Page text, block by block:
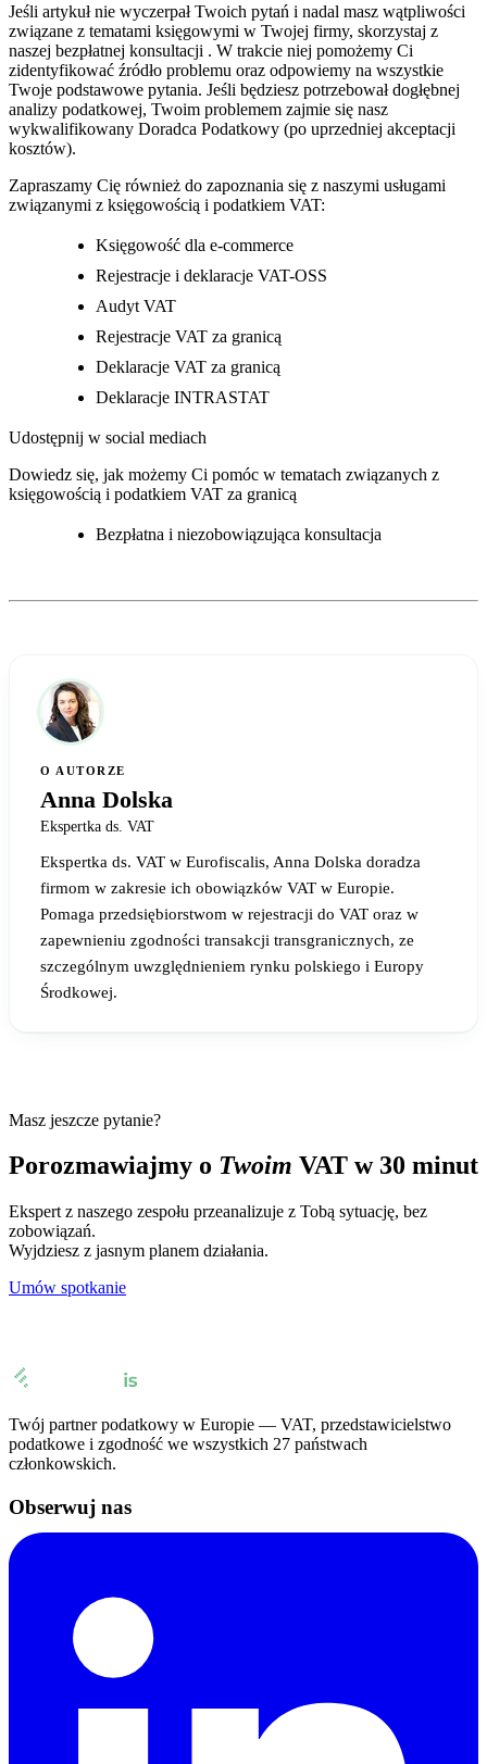
Jeśli artykuł nie wyczerpał Twoich pytań i nadal masz wątpliwości
związane z tematami księgowymi w Twojej firmy, skorzystaj z
naszej bezpłatnej konsultacji . W trakcie niej pomożemy Ci
zidentyfikować źródło problemu oraz odpowiemy na wszystkie
Twoje podstawowe pytania. Jeśli będziesz potrzebował dogłębnej
analizy podatkowej, Twoim problemem zajmie się nasz
wykwalifikowany Doradca Podatkowy (po uprzedniej akceptacji
kosztów).
Zapraszamy Cię również do zapoznania się z naszymi usługami
związanymi z księgowością i podatkiem VAT:
Księgowość dla e-commerce
Rejestracje i deklaracje VAT-OSS
Audyt VAT
Rejestracje VAT za granicą
Deklaracje VAT za granicą
Deklaracje INTRASTAT
Udostępnij w social mediach
Dowiedz się, jak możemy Ci pomóc w tematach związanych z
księgowością i podatkiem VAT za granicą​
Bezpłatna i niezobowiązująca konsultacja
O AUTORZE
Anna Dolska
Ekspertka ds. VAT
Ekspertka ds. VAT w Eurofiscalis, Anna Dolska doradza
firmom w zakresie ich obowiązków VAT w Europie.
Pomaga przedsiębiorstwom w rejestracji do VAT oraz w
zapewnieniu zgodności transakcji transgranicznych, ze
szczególnym uwzględnieniem rynku polskiego i Europy
Środkowej.
Masz jeszcze pytanie?
Porozmawiajmy o Twoim VAT w 30 minut
Ekspert z naszego zespołu przeanalizuje z Tobą sytuację, bez
zobowiązań.
Wyjdziesz z jasnym planem działania.
Umów spotkanie
Twój partner podatkowy w Europie — VAT, przedstawicielstwo
podatkowe i zgodność we wszystkich 27 państwach
członkowskich.
Obserwuj nas